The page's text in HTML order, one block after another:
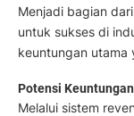
Menjadi bagian
untuk sukses di
keuntungan utama
Potensi
Melalui sistem